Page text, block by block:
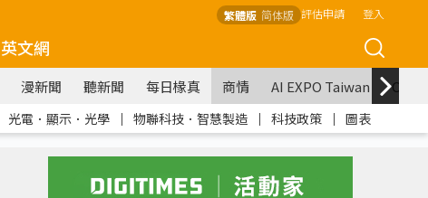
繁體版 简体版 評估申請 登入
英文網
漫新聞 聽新聞 每日椽真 商情 AI EXPO Taiwan
光電．顯示．光學 ｜ 物聯科技．智慧製造 ｜ 科技政策 ｜ 圖表